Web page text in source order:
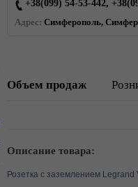
+38(099) 54-53-442,
Адрес: Симферополь,
Объем продаж
Описание товара:
Розетка с заземлением